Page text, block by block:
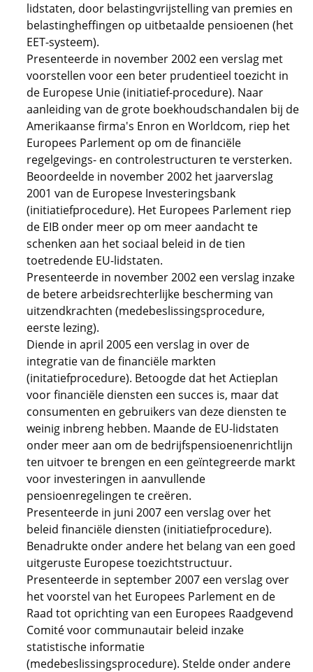
lidstaten, door belastingvrijstelling van premies en
belastingheffingen op uitbetaalde pensioenen (het
EET-systeem).
Presenteerde in november 2002 een verslag met
voorstellen voor een beter prudentieel toezicht in
de Europese Unie (initiatief-procedure). Naar
aanleiding van de grote boekhoudschandalen bij de
Amerikaanse firma's Enron en Worldcom, riep het
Europees Parlement op om de financiële
regelgevings- en controlestructuren te versterken.
Beoordeelde in november 2002 het jaarverslag
2001 van de Europese Investeringsbank
(initiatiefprocedure). Het Europees Parlement riep
de EIB onder meer op om meer aandacht te
schenken aan het sociaal beleid in de tien
toetredende EU-lidstaten.
Presenteerde in november 2002 een verslag inzake
de betere arbeidsrechterlijke bescherming van
uitzendkrachten (medebeslissingsprocedure,
eerste lezing).
Diende in april 2005 een verslag in over de
integratie van de financiële markten
(initatiefprocedure). Betoogde dat het Actieplan
voor financiële diensten een succes is, maar dat
consumenten en gebruikers van deze diensten te
weinig inbreng hebben. Maande de EU-lidstaten
onder meer aan om de bedrijfspensioenenrichtlijn
ten uitvoer te brengen en een geïntegreerde markt
voor investeringen in aanvullende
pensioenregelingen te creëren.
Presenteerde in juni 2007 een verslag over het
beleid financiële diensten (initiatiefprocedure).
Benadrukte onder andere het belang van een goed
uitgeruste Europese toezichtstructuur.
Presenteerde in september 2007 een verslag over
het voorstel van het Europees Parlement en de
Raad tot oprichting van een Europees Raadgevend
Comité voor communautair beleid inzake
statistische informatie
(medebeslissingsprocedure). Stelde onder andere